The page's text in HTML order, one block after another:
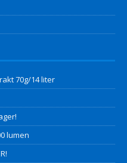
70g/14 liter
lumen